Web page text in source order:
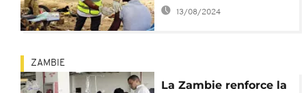
décès dans 16 États
13/08/2024
ZAMBIE
La Zambie renforce la